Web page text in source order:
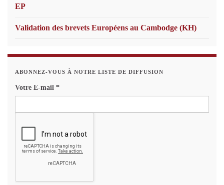
EP
Validation des brevets Européens au Cambodge (KH)
ABONNEZ-VOUS À NOTRE LISTE DE DIFFUSION
Votre E-mail *